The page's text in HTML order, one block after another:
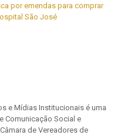
por emendas para comprar
São José
e Mídias Institucionais é uma
Comunicação Social e
de Vereadores de